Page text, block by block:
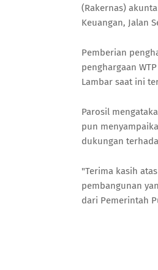
(Rakernas)
Keuangan, Jalan
Pemberian
penghargaan
Lambar saat ini
Parosil
pun
dukungan
"Terima kasih
pembangunan
dari Pemerintah